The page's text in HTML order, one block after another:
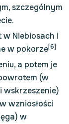
szczególnym
w Niebiosach i
w pokorze[6]
a potem je
(w
wskrzeszenie)
wzniosłości
w